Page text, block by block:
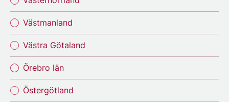
Västmanland
Västra Götaland
Örebro län
Östergötland